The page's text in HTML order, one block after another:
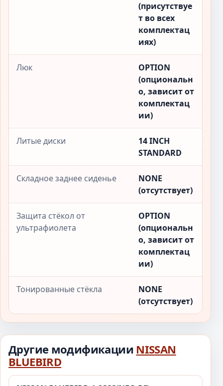
(присутствуе
т во всех
комплектац
иях)
Люк
OPTION
(опциональн
о, зависит от
комплектац
ии)
Литые диски
14 INCH
STANDARD
Складное заднее сиденье
NONE
(отсутствует)
Защита стёкол от
ультрафиолета
OPTION
(опциональн
о, зависит от
комплектац
ии)
Тонированные стёкла
NONE
(отсутствует)
Другие модификации NISSAN
BLUEBIRD